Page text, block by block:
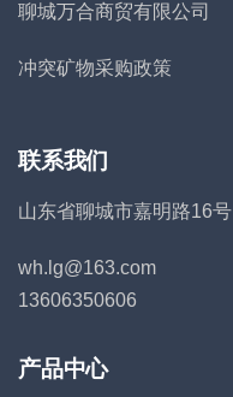
聊城万合商贸有限公司
冲突矿物采购政策
联系我们
山东省聊城市嘉明路16号
wh.lg@163.com
13606350606
产品中心